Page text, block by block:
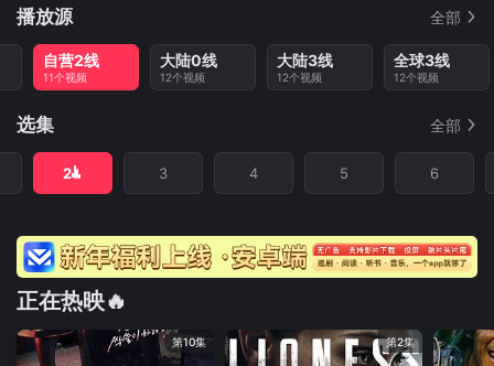
播放源 全部
自营2线
11个视频
大陆0线
12个视频
大陆3线
12个视频
全球3线
12个视频
选集 全部
2 3 4 5 6
正在热映🔥
第10集 第2集